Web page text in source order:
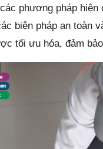
phương pháp
biện pháp an toàn
tối ưu hóa, đảm